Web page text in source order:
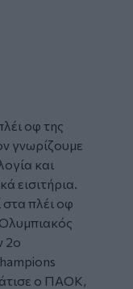
οφ της
γνωρίζουμε
και
εισιτήρια.
πλέι οφ
2ο
ο ΠΑΟΚ,